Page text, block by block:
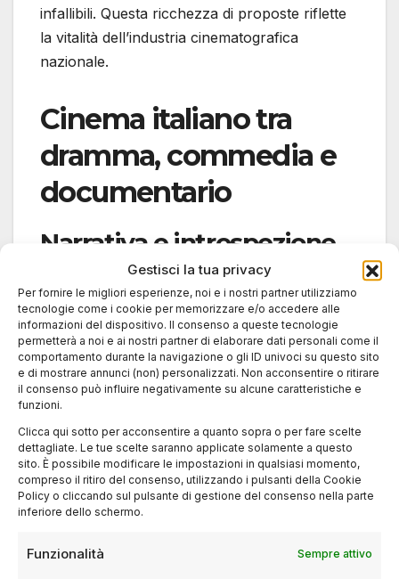
Gestisci la tua privacy
Per fornire le migliori esperienze, noi e i nostri partner utilizziamo
tecnologie come i cookie per memorizzare e/o accedere alle
informazioni del dispositivo. Il consenso a queste tecnologie
permetterà a noi e ai nostri partner di elaborare dati personali come il
comportamento durante la navigazione o gli ID univoci su questo sito
e di mostrare annunci (non) personalizzati. Non acconsentire o ritirare
il consenso può influire negativamente su alcune caratteristiche e
funzioni.
Clicca qui sotto per acconsentire a quanto sopra o per fare scelte
dettagliate. Le tue scelte saranno applicate solamente a questo
sito. È possibile modificare le impostazioni in qualsiasi momento,
compreso il ritiro del consenso, utilizzando i pulsanti della Cookie
Policy o cliccando sul pulsante di gestione del consenso nella parte
inferiore dello schermo.
Funzionalità Sempre attivo
infallibili. Questa ricchezza di proposte riflette
la vitalità dell’industria cinematografica
nazionale.
Cinema italiano tra
dramma, commedia e
documentario
Narrativa e introspezione
Oltre alle opere di autori già consolidati, il 2026
porta in sala film che indagano i rapporti
familiari, le sfide personali e i nodi sociali della
contemporaneità. Titoli come Il Bene Comune
esplorano temi civici e collettivi, mentre altri
come Gli Occhi degli Altri si concentrano su
prospettive più intime.
Documentari e riflessioni
sulla società
Anche il formato documentario trova spazio